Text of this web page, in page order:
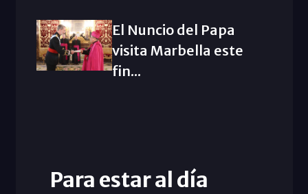
El Nuncio del Papa
visita Marbella este
fin...
Para estar al día